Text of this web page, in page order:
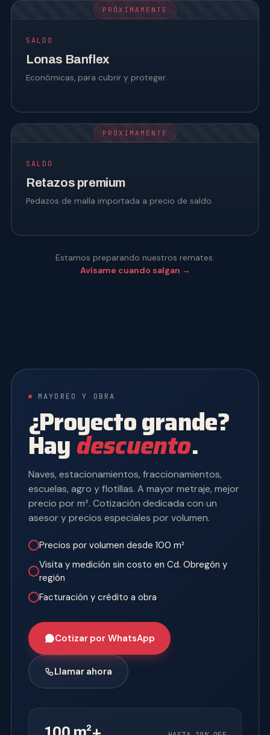
PRÓXIMAMENTE
SALDO
Lonas Banflex
Económicas, para cubrir y proteger.
PRÓXIMAMENTE
SALDO
Retazos premium
Pedazos de malla importada a precio de saldo.
Estamos preparando nuestros remates.
Avísame cuando salgan →
MAYOREO Y OBRA
¿Proyecto grande?
Haydescuento.
Naves, estacionamientos, fraccionamientos,
escuelas, agro y flotillas. A mayor metraje, mejor
precio por m². Cotización dedicada con un
asesor y precios especiales por volumen.
Precios por volumen desde 100 m²
Visita y medición sin costo en Cd. Obregón y
región
Facturación y crédito a obra
Cotizar por WhatsApp
Llamar ahora